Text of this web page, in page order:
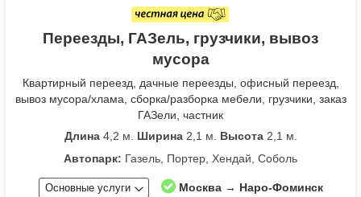
Переезды, ГАЗель, грузчики, вывоз
мусора
Квартирный переезд, дачные переезды, офисный переезд,
вывоз мусора/хлама, сборка/разборка мебели, грузчики, заказ
ГАЗели, частник
Длина4,2 м. Ширина2,1 м. Высота2,1 м.
Автопарк: Газель, Портер, Хендай, Соболь
Основные услуги Москва → Наро-Фоминск